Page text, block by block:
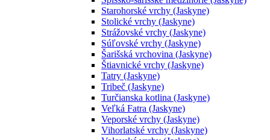
Starohorské vrchy (Jaskyne)
Stolické vrchy (Jaskyne)
Strážovské vrchy (Jaskyne)
Súľovské vrchy (Jaskyne)
Šarišská vrchovina (Jaskyne)
Štiavnické vrchy (Jaskyne)
Tatry (Jaskyne)
Tribeč (Jaskyne)
Turčianska kotlina (Jaskyne)
Veľká Fatra (Jaskyne)
Veporské vrchy (Jaskyne)
Vihorlatské vrchy (Jaskyne)